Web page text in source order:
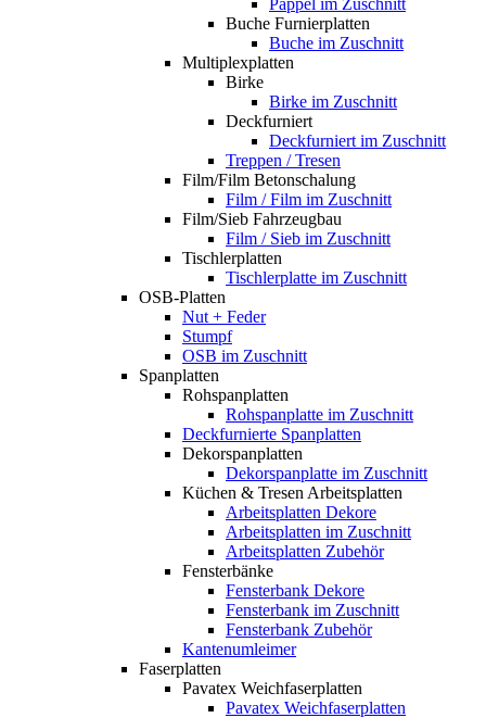
Buche Furnierplatten
Buche im Zuschnitt
Multiplexplatten
Birke
Birke im Zuschnitt
Deckfurniert
Deckfurniert im Zuschnitt
Treppen / Tresen
Film/Film Betonschalung
Film / Film im Zuschnitt
Film/Sieb Fahrzeugbau
Film / Sieb im Zuschnitt
Tischlerplatten
Tischlerplatte im Zuschnitt
OSB-Platten
Nut + Feder
Stumpf
OSB im Zuschnitt
Spanplatten
Rohspanplatten
Rohspanplatte im Zuschnitt
Deckfurnierte Spanplatten
Dekorspanplatten
Dekorspanplatte im Zuschnitt
Küchen & Tresen Arbeitsplatten
Arbeitsplatten Dekore
Arbeitsplatten im Zuschnitt
Arbeitsplatten Zubehör
Fensterbänke
Fensterbank Dekore
Fensterbank im Zuschnitt
Fensterbank Zubehör
Kantenumleimer
Faserplatten
Pavatex Weichfaserplatten
Pavatex Weichfaserplatten